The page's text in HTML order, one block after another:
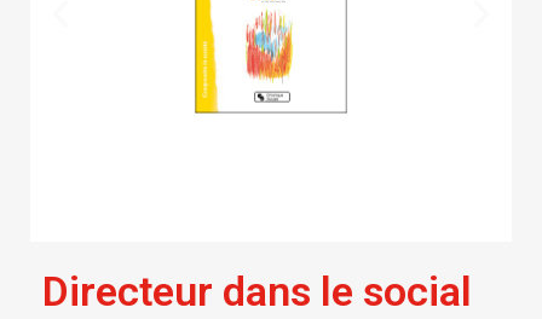
Directeur dans le social